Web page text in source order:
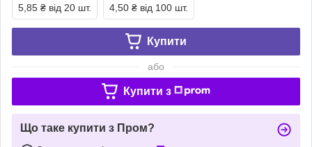
5,85 ₴ від 20 шт. 4,50 ₴ від 100 шт.
Купити
або
Купити з
Що таке купити з Пром?